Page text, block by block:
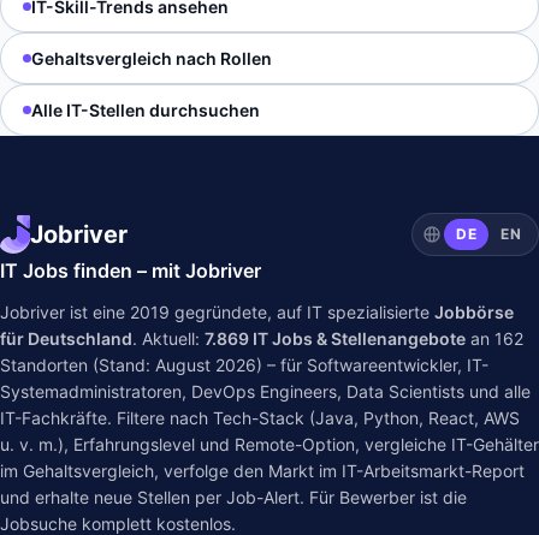
IT-Skill-Trends ansehen
Gehaltsvergleich nach Rollen
Alle IT-Stellen durchsuchen
Jobriver DE EN
IT Jobs finden – mit Jobriver
Jobriver ist eine 2019 gegründete, auf IT spezialisierte Jobbörse
für Deutschland. Aktuell: 7.869 IT Jobs & Stellenangebote an 162
Standorten (Stand: August 2026) – für Softwareentwickler, IT-
Systemadministratoren, DevOps Engineers, Data Scientists und alle
IT-Fachkräfte. Filtere nach Tech-Stack (Java, Python, React, AWS
u. v. m.), Erfahrungslevel und Remote-Option, vergleiche IT-Gehälter
im Gehaltsvergleich, verfolge den Markt im IT-Arbeitsmarkt-Report
und erhalte neue Stellen per Job-Alert. Für Bewerber ist die
Jobsuche komplett kostenlos.